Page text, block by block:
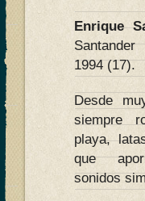
Enrique
1994 (17).
Desde
siempre
playa,
que
sonidos